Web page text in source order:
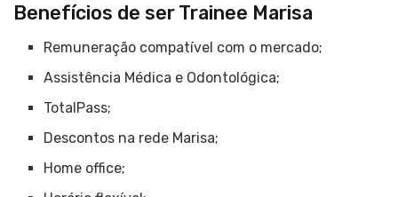
Benefícios de ser Trainee Marisa
Remuneração compatível com o mercado;
Assistência Médica e Odontológica;
TotalPass;
Descontos na rede Marisa;
Home office;